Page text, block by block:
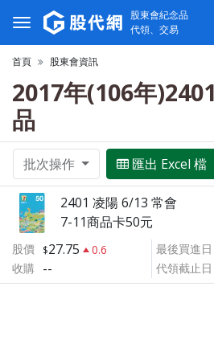
股東會紀念品
代領、交易
首頁 股東會資訊
2017年(106年
品
批次操作 匯出 Excel 檔
2401 凌陽 6/13 常會
7-11商品卡50元
股價
27.75
0.6
收購 --
最後買進日
代領截止日